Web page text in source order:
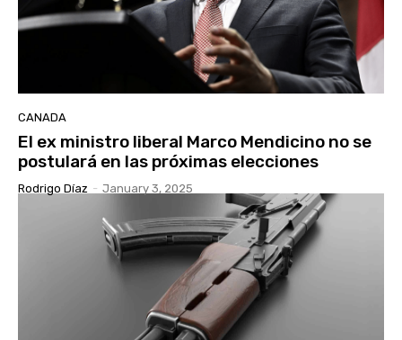
CANADA
El ex ministro liberal Marco Mendicino no se
postulará en las próximas elecciones
Rodrigo Díaz - January 3, 2025